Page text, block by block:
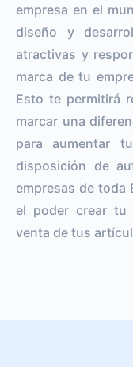
empresa en el
diseño y
atractivas y
marca de tu
Esto te permitirá
marcar una
para aumentar
disposición de
empresas de toda
el poder crear tu
venta de tus